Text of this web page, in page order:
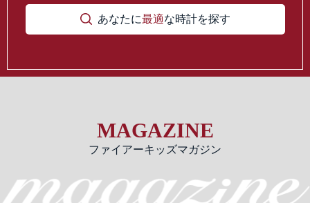
あなたに最適な時計を探す
MAGAZINE
ファイアーキッズマガジン